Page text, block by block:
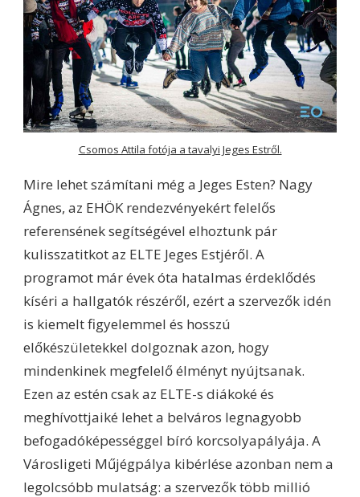
Csomos Attila fotója a tavalyi Jeges Estről.
Mire lehet számítani még a Jeges Esten? Nagy
Ágnes, az EHÖK rendezvényekért felelős
referensének segítségével elhoztunk pár
kulisszatitkot az ELTE Jeges Estjéről. A
programot már évek óta hatalmas érdeklődés
kíséri a hallgatók részéről, ezért a szervezők idén
is kiemelt figyelemmel és hosszú
előkészületekkel dolgoznak azon, hogy
mindenkinek megfelelő élményt nyújtsanak.
Ezen az estén csak az ELTE-s diákoké és
meghívottjaiké lehet a belváros legnagyobb
befogadóképességgel bíró korcsolyapályája. A
Városligeti Műjégpálya kibérlése azonban nem a
legolcsóbb mulatság: a szervezők több millió